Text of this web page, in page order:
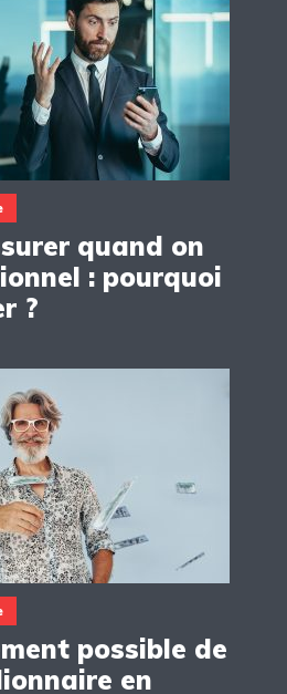
quand on
: pourquoi
?
possible de
en